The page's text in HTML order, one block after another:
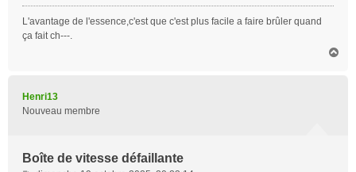
e
L'avantage de l'essence,c'est que c'est plus facile a faire brûler quand
ça fait ch---.
Henri13
Nouveau membre
Boîte de vitesse défaillante